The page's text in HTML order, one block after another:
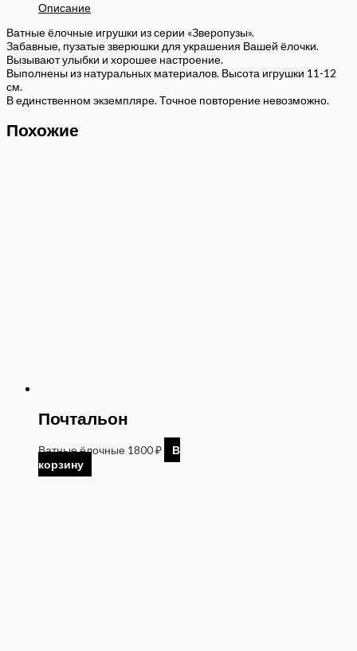
Описание
Ватные ёлочные игрушки из серии «Зверопузы».
Забавные, пузатые зверюшки для украшения Вашей ёлочки.
Вызывают улыбки и хорошее настроение.
Выполнены из натуральных материалов. Высота игрушки 11-12
см.
В единственном экземпляре. Точное повторение невозможно.
Похожие
Почтальон
Ватные ёлочные 1800₽
В
корзину